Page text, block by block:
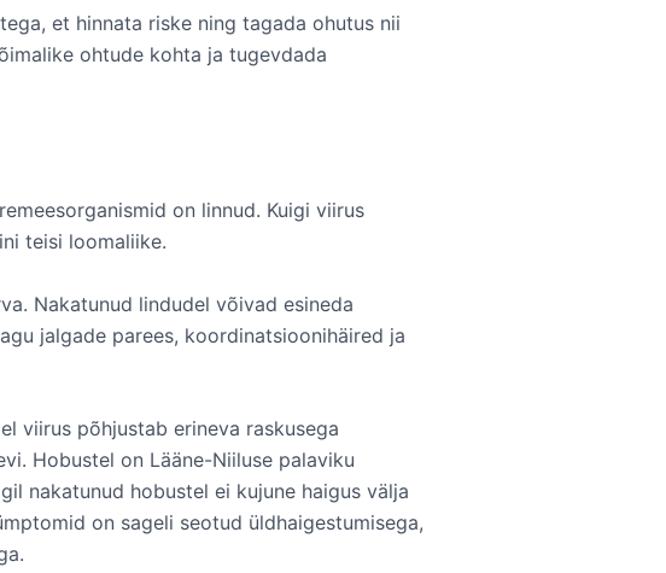
et hinnata riske ning tagada ohutus nii
ohtude kohta ja tugevdada
on linnud. Kuigi viirus
teisi loomaliike.
Nakatunud lindudel võivad esineda
jalgade parees, koordinatsioonihäired ja
viirus põhjustab erineva raskusega
Hobustel on Lääne-Niiluse palaviku
nakatunud hobustel ei kujune haigus välja
on sageli seotud üldhaigestumisega,